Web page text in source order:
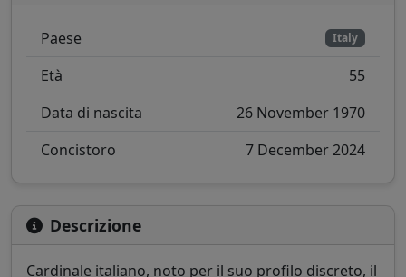
Paese Italy
Età
55
Data di nascita
26 November 1970
Concistoro
7 December 2024
Descrizione
Cardinale italiano, noto per il suo profilo discreto, il